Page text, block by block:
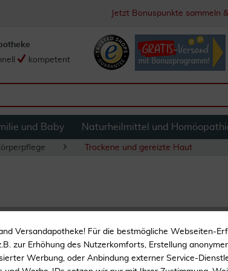
Jetzt Bonuspunkte sammeln
kompetent
und Baby Naturheilmittel und
Trockene und gereizte Haut
Pflegt die Haut beim
In Wasser lösliches Öl
Versandapotheke! Für die bestmögliche Webseiten-
zur Erhöhung des Nutzerkomforts, Erstellung
Werbung, oder Anbindung externer Service-